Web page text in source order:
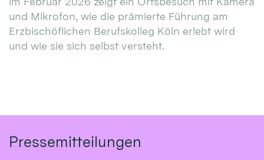
und Mikrofon, wie die prämierte Führung am
Erzbischöflichen Berufskolleg Köln erlebt wird
und wie sie sich selbst versteht.
Pressemitteilungen